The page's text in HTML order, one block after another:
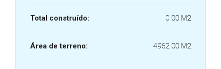
Total construído: 0.00 M2
Área de terreno: 4962.00 M2